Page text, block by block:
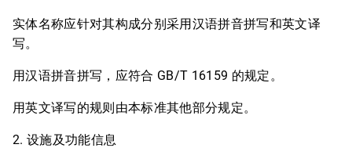
实体名称应针对其构成分别采用汉语拼音拼写和英文译
写。
用汉语拼音拼写，应符合 GB/T 16159 的规定。
用英文译写的规则由本标准其他部分规定。
2. 设施及功能信息